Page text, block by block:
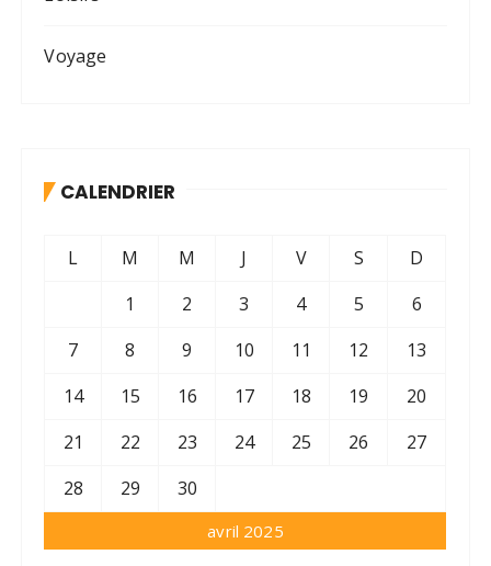
Voyage
CALENDRIER
avril 2025
L M M J V S
D
1
2 3 4 5
6
7
8 9 10 11 12
13
14
15 16 17 18 19
20
21
22 23 24 25 26
27
28
29 30